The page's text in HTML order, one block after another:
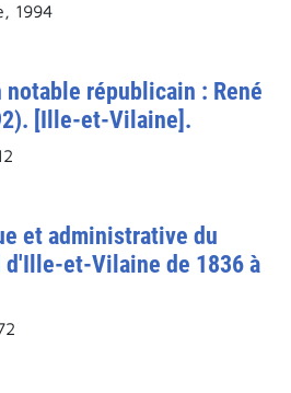
1994
notable républicain : René
[Ille-et-Vilaine].
et administrative du
d'Ille-et-Vilaine de 1836 à